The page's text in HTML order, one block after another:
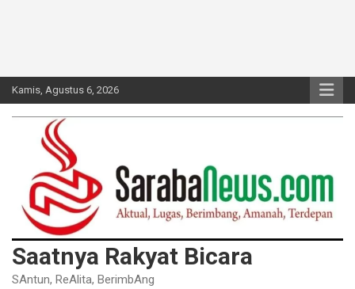
Kamis, Agustus 6, 2026
Saatnya Rakyat Bicara
SAntun, ReAlita, BerimbAng